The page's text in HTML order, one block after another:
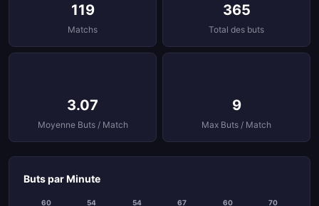
119
Matchs
365
Total des buts
3.07
Moyenne Buts / Match
9
Max Buts / Match
Buts par Minute
60 54 54 67 60 70